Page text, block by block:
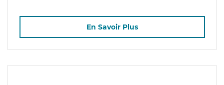
En Savoir Plus